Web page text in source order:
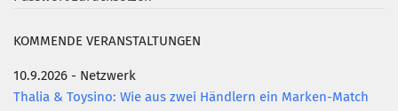
KOMMENDE VERANSTALTUNGEN
10.9.2026 - Netzwerk
Thalia & Toysino: Wie aus zwei Händlern ein Marken-Match